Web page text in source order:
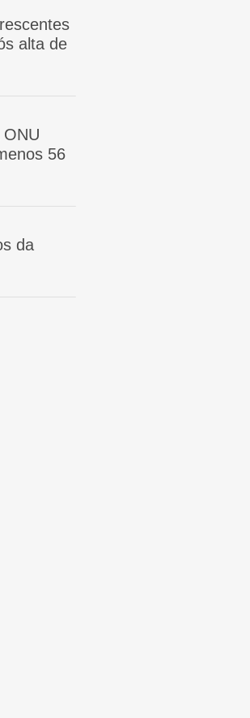
alta de
56
da